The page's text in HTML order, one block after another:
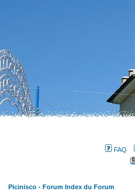
FAQ
Picinisco - Forum Index du Forum